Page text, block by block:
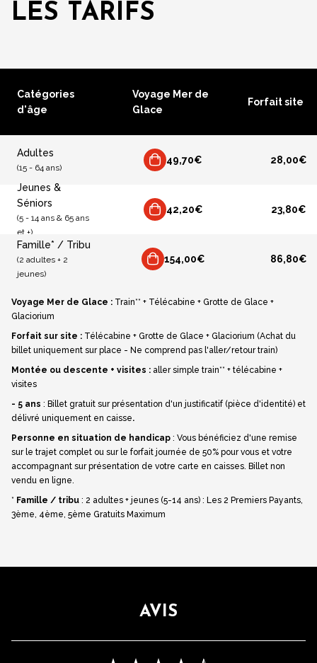
LES TARIFS
Catégories
d'âge
Voyage Mer de
Glace
Forfait site
Adultes
(15 - 64 ans)
Jeunes &
Séniors
(5 - 14 ans & 65 ans
et +)
Famille* / Tribu
(2 adultes + 2
jeunes)
49,70€ 28,00€
42,20€ 23,80€
154,00€ 86,80€
Voyage Mer de Glace : Train** + Télécabine + Grotte de Glace +
Glaciorium
Forfait sur site : Télécabine + Grotte de Glace + Glaciorium (Achat du
billet uniquement sur place - Ne comprend pas l'aller/retour train)
Montée ou descente + visites : aller simple train** + télécabine +
visites
- 5 ans : Billet gratuit sur présentation d'un justificatif (pièce d'identité) et
délivré uniquement en caisse.
Personne en situation de handicap : Vous bénéficiez d'une remise
sur le trajet complet ou sur le forfait journée de 50% pour vous et votre
accompagnant sur présentation de votre carte en caisses. Billet non
vendu en ligne.
* Famille / tribu : 2 adultes + jeunes (5-14 ans) : Les 2 Premiers Payants,
3ème, 4ème, 5ème Gratuits Maximum
AVIS